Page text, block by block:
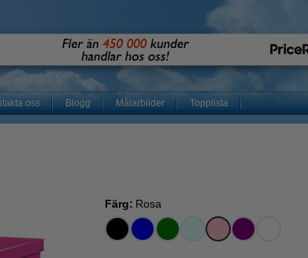
oss Blogg Målarbilder Topplista
Färg: Rosa